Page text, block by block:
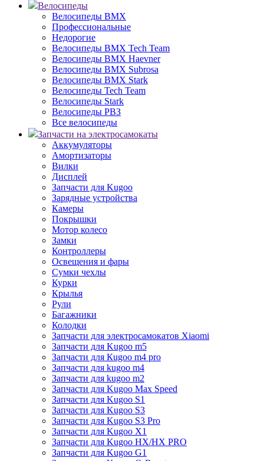
Велосипеды
Велосипеды BMX
Профессиональные
Недорогие
Велосипеды BMX Tech Team
Велосипеды BMX Haevner
Велосипеды BMX Subrosa
Велосипеды BMX Stark
Велосипеды Tech Team
Велосипеды Stark
Велосипеды РВЗ
Все велосипеды
Запчасти на электросамокаты
Аккумуляторы
Амортизаторы
Вилки
Дисплей
Запчасти для Kugoo
Зарядные устройства
Камеры
Покрышки
Мотор колесо
Замки
Контроллеры
Освещения и фары
Сумки чехлы
Курки
Крылья
Рули
Багажники
Колодки
Запчасти для электросамокатов Xiaomi
Запчасти для Kugoo m5
Запчасти для Кugoo m4 pro
Запчасти для kugoo m4
Запчасти для kugoo m2
Запчасти для Kugoo Max Speed
Запчасти для Kugoo S1
Запчасти для Kugoo S3
Запчасти для Kugoo S3 Pro
Запчасти для Kugoo X1
Запчасти для Kugoo HX/HX PRO
Запчасти для Kugoo G1